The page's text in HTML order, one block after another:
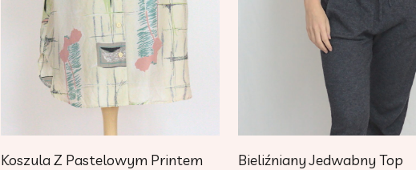
Dodaj Do Koszyka
Koszula Z Pastelowym Printem Dowiedz Się Więcej
Bieliźniany Jedwabny Top